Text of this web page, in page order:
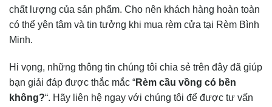
chất lượng của sản phẩm. Cho nên khách hàng hoàn toàn
có thể yên tâm và tin tưởng khi mua rèm cửa tại Rèm Bình
Minh.
Hi vọng, những thông tin chúng tôi chia sẻ trên đây đã giúp
bạn giải đáp được thắc mắc “Rèm cầu vồng có bền
không?“. Hãy liên hệ ngay với chúng tôi để được tư vấn